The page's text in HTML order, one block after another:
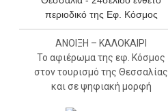
ΑΝΟΙΞΗ – ΚΑΛΟΚΑΙΡΙ
Το αφιέρωμα της εφ. Κόσμος
στον τουρισμό της Θεσσαλίας
και σε ψηφιακή μορφή